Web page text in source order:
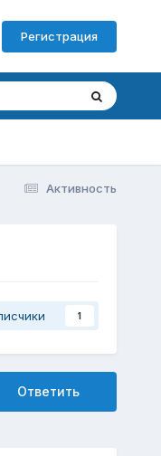
Регистрация
Активность
1
Ответить